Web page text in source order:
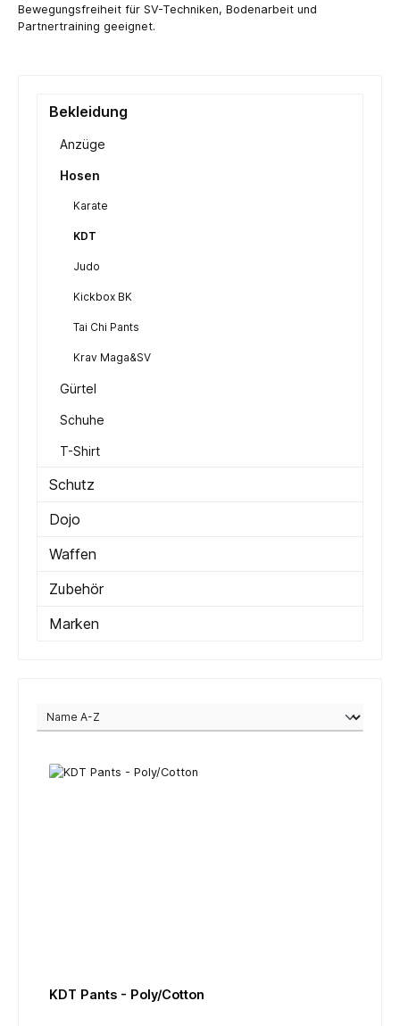
Bewegungsfreiheit für SV-Techniken, Bodenarbeit und
Partnertraining geeignet.
Bekleidung
Anzüge
Hosen
Karate
KDT
Judo
Kickbox BK
Tai Chi Pants
Krav Maga&SV
Gürtel
Schuhe
T-Shirt
Schutz
Dojo
Waffen
Zubehör
Marken
KDT Pants - Poly/Cotton